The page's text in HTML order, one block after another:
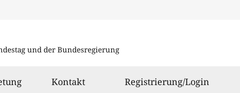
und der Bundesregierung
ausgewählt
Kontakt Registrierung/Login